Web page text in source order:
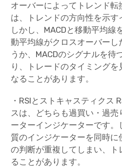
オーバーによってトレンド
は、トレンドの方向性を示す
しかし、MACDと移動平均線
動平均線がクロスオーバー
うか、MACDのシグナルを待
り、トレードのタイミング
なることがあります。
・RSIとストキャスティクス
スは、どちらも過買い・過売
ーターインジケーターです
質のインジケーターを同時に
の判断が重複してしまい、ト
ることがあります。